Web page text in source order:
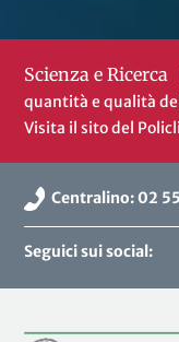
Scienza e Ricerca
quantità e qualità
Visita il sito del
Centralino: 02
Seguici sui social: